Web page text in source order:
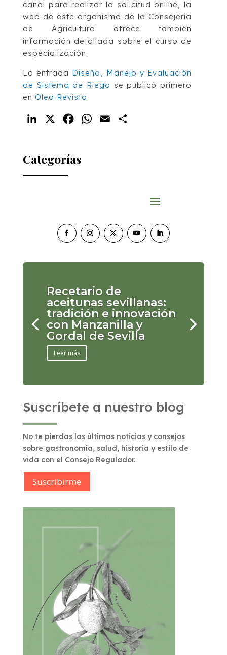
canal para realizar la solicitud online, la
web de este organismo de la Consejería
de Agricultura ofrece también
información detallada sobre el curso de
especialización.
La entrada Diseño, Manejo y Evaluación
de Sistema de Riego se publicó primero
en Oleo Revista.
LinkedIn FacebookWhatsApp
Email
Categorías
Recetario de
aceitunas sevillanas:
tradición e innovación
con Manzanilla y
Gordal de Sevilla
Leer más
Suscríbete a nuestro blog
No te pierdas las últimas noticias y consejos
sobre gastronomía, salud, historia y estilo de
vida con el Consejo Regulador.
Suscribírme